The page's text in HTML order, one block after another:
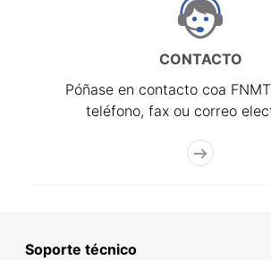
CONTACTO
Póñase en contacto coa
teléfono, fax ou correo
Soporte técnico